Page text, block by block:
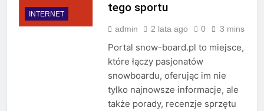
INTERNET
tego sportu
admin 2 lata ago 0 3 mins
Portal snow-board.pl to miejsce,
które łączy pasjonatów
snowboardu, oferując im nie
tylko najnowsze informacje, ale
także porady, recenzje sprzętu